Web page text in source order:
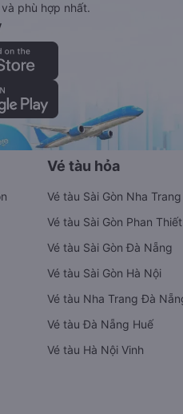
phù hợp nhất.
Vé tàu hỏa
Vé tàu Sài Gòn Nha Trang
Vé tàu Sài Gòn Phan Thiết
Vé tàu Sài Gòn Đà Nẵng
Vé tàu Sài Gòn Hà Nội
Vé tàu Nha Trang Đà
Vé tàu Đà Nẵng Huế
Vé tàu Hà Nội Vinh